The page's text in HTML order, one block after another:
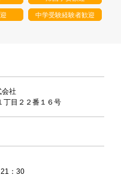
中学受験経験者歓迎
会社
丁目２２番１６号
：30